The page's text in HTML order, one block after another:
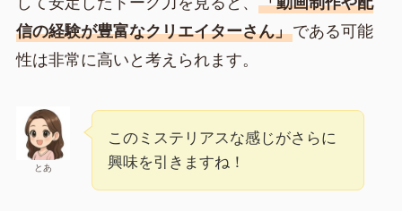
信の経験が豊富なクリエイターさん」である可能
性は非常に高いと考えられます。
とあ
このミステリアスな感じがさらに
興味を引きますね！